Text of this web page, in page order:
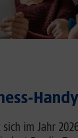
im Jahr